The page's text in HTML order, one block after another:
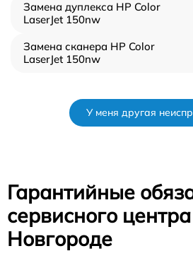
Замена дуплекса HP Color
LaserJet 150nw
Замена сканера HP Color
LaserJet 150nw
У меня другая
Гарантийные
сервисного
Новгороде